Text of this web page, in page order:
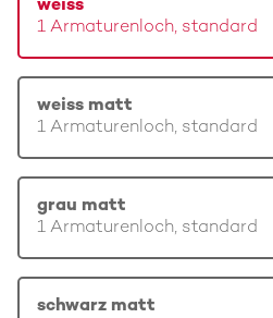
weiss
1 Armaturenloch, standard
weiss matt
1 Armaturenloch, standard
grau matt
1 Armaturenloch, standard
schwarz matt